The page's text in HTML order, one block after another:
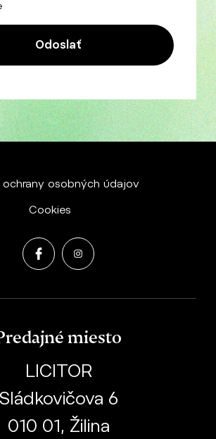
ochrany osobných údajov
Cookies
miesto
LICITOR
Sládkovičova 6
010 01, Žilina